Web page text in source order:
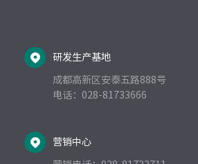
研发生产基地
成都高新区安泰五路888号
电话：028-81733666
营销中心